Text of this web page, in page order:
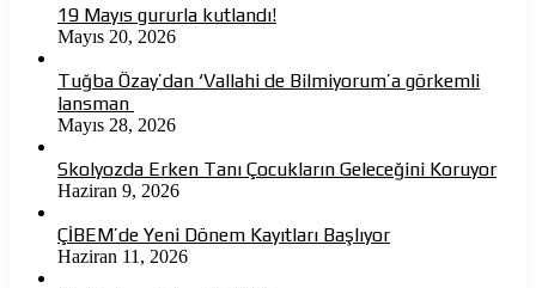
19 Mayıs gururla kutlandı!
Mayıs 20, 2026
Tuğba Özay’dan ‘Vallahi de Bilmiyorum’a görkemli
lansman
Mayıs 28, 2026
Skolyozda Erken Tanı Çocukların Geleceğini Koruyor
Haziran 9, 2026
ÇİBEM’de Yeni Dönem Kayıtları Başlıyor
Haziran 11, 2026